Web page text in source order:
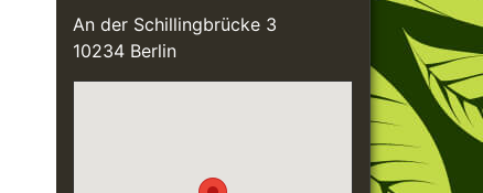
An der Schillingbrücke 3
10234 Berlin